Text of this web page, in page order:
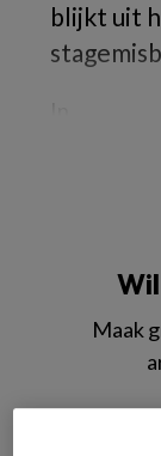
blijkt uit
Maak